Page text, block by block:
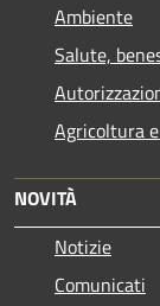
Ambiente
Salute,
Agricoltura
NOVITÀ
Notizie
Comunicati